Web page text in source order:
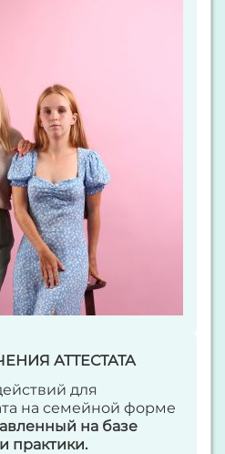
АТТЕСТАТА
для
на семейной форме
на базе
практики.